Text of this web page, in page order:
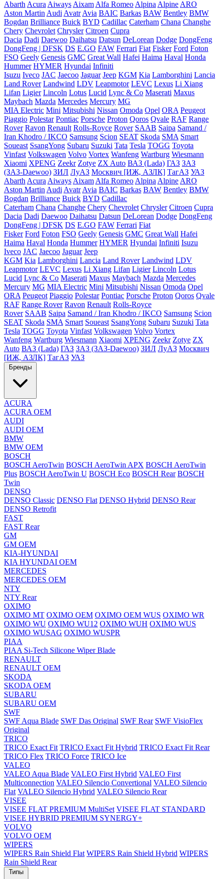
Abarth Acura Aiways Aixam Alfa Romeo Alpina Alpine ARO
Aston Martin Audi Avatr Avia BAIC Barkas BAW Bentley BMW
Bogdan Brilliance Buick BYD Cadillac Caterham Chana Changhe
Chery Chevrolet Chrysler Citroen Cupra
Dacia Dadi Daewoo Daihatsu Datsun DeLorean Dodge DongFeng
DongFeng | DFSK DS E.GO FAW Ferrari Fiat Fisker Ford Foton
FSO Geely Genesis GMC Great Wall Hafei Haima Haval Honda
Hummer HYMER Hyundai Infiniti
Isuzu Iveco JAC Jaecoo Jaguar Jeep KGM Kia Lamborghini Lancia
Land Rover Landwind LDV Leapmotor LEVC Lexus Li Xiang
Lifan Ligier Lincoln Lotus Lucid Lync & Co Maserati Maxus
Maybach Mazda Mercedes Mercury MG
MIA Electric Mini Mitsubishi Nissan Omoda Opel ORA Peugeot
Piaggio Polestar Pontiac Porsche Proton Qoros Qvale RAF Range
Rover Ravon Renault Rolls-Royce Rover SAAB Saipa Samand /
Iran Khodro / IKCO Samsung Scion SEAT Skoda SMA Smart
Soueast SsangYong Subaru Suzuki Tata Tesla TOGG Toyota
Vinfast Volkswagen Volvo Vortex Wanfeng Wartburg Wiesmann
Xiaomi XPENG Zeekr Zotye ZX Auto ВАЗ (Lada) ГАЗ ЗАЗ
(ЗАЗ-Daewoo) ЗИЛ ЛуАЗ Москвич [ИЖ, АЗЛК] ТагАЗ УАЗ
Abarth Acura Aiways Aixam Alfa Romeo Alpina Alpine ARO
Aston Martin Audi Avatr Avia BAIC Barkas BAW Bentley BMW
Bogdan Brilliance Buick BYD Cadillac
Caterham Chana Changhe Chery Chevrolet Chrysler Citroen Cupra
Dacia Dadi Daewoo Daihatsu Datsun DeLorean Dodge DongFeng
DongFeng | DFSK DS E.GO FAW Ferrari Fiat
Fisker Ford Foton FSO Geely Genesis GMC Great Wall Hafei
Haima Haval Honda Hummer HYMER Hyundai Infiniti Isuzu
Iveco JAC Jaecoo Jaguar Jeep
KGM Kia Lamborghini Lancia Land Rover Landwind LDV
Leapmotor LEVC Lexus Li Xiang Lifan Ligier Lincoln Lotus
Lucid Lync & Co Maserati Maxus Maybach Mazda Mercedes
Mercury MG MIA Electric Mini Mitsubishi Nissan Omoda Opel
ORA Peugeot Piaggio Polestar Pontiac Porsche Proton Qoros Qvale
RAF Range Rover Ravon Renault Rolls-Royce
Rover SAAB Saipa Samand / Iran Khodro / IKCO Samsung Scion
SEAT Skoda SMA Smart Soueast SsangYong Subaru Suzuki Tata
Tesla TOGG Toyota Vinfast Volkswagen Volvo Vortex
Wanfeng Wartburg Wiesmann Xiaomi XPENG Zeekr Zotye ZX
Auto ВАЗ (Lada) ГАЗ ЗАЗ (ЗАЗ-Daewoo) ЗИЛ ЛуАЗ Москвич
[ИЖ, АЗЛК] ТагАЗ УАЗ
Бренды
ACURA
ACURA OEM
AUDI
AUDI OEM
BMW
BMW OEM
BOSCH
BOSCH AeroTwin BOSCH AeroTwin APX BOSCH AeroTwin
Plus BOSCH AeroTwin U BOSCH Eco BOSCH Rear BOSCH
Twin
DENSO
DENSO Classic DENSO Flat DENSO Hybrid DENSO Rear
DENSO Retrofit
FAST
FAST Rear
GM
GM OEM
KIA-HYUNDAI
KIA HYUNDAI OEM
MERCEDES
MERCEDES OEM
NTY
NTY Rear
OXIMO
OXIMO MT OXIMO OEM OXIMO OEM WUS OXIMO WR
OXIMO WU OXIMO WU12 OXIMO WUH OXIMO WUS
OXIMO WUSAG OXIMO WUSPR
PIAA
PIAA Si-Tech Silicone Wiper Blade
RENAULT
RENAULT OEM
SKODA
SKODA OEM
SUBARU
SUBARU OEM
SWF
SWF Aqua Blade SWF Das Original SWF Rear SWF VisioFlex
Original
TRICO
TRICO Exact Fit TRICO Exact Fit Hybrid TRICO Exact Fit Rear
TRICO Flex TRICO Force TRICO Ice
VALEO
VALEO Aqua Blade VALEO First Hybrid VALEO First
Multiconnection VALEO Silencio Convertional VALEO Silencio
Flat VALEO Silencio Hybrid VALEO Silencio Rear
VISEE
VISEE FLAT PREMIUM MultiSet VISEE FLAT STANDARD
VISEE HYBRID PREMIUM SYNERGY+
VOLVO
VOLVO OEM
WIPERS
WIPERS Rain Shield Flat WIPERS Rain Shield Hybrid WIPERS
Rain Shield Rear
Типы